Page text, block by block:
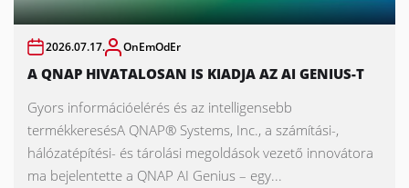
2026.07.17. OnEmOdEr
A QNAP HIVATALOSAN IS KIADJA AZ AI GENIUS-T
Gyors információelérés és az intelligensebb
termékkeresésA QNAP® Systems, Inc., a számítási-,
hálózatépítési- és tárolási megoldások vezető innovátora
ma bejelentette a QNAP AI Genius – egy...